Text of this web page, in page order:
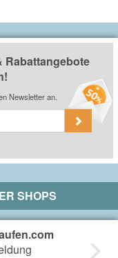
Rabattangebote
Newsletter an.
SHOPS